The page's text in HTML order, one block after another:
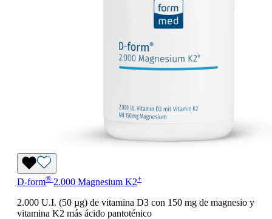
D-form® 2.000 Magnesium K2+
2.000 U.I. (50 µg) de vitamina D3 con 150 mg de magnesio y
vitamina K2 más ácido pantoténico